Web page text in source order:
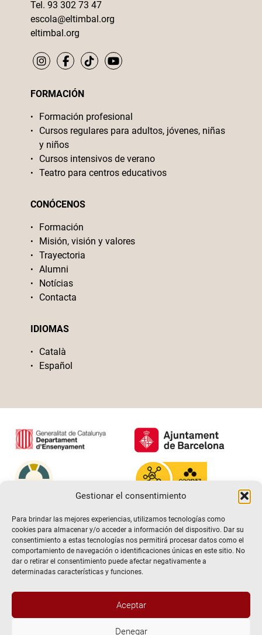
Gestionar el consentimiento
Para brindar las mejores experiencias, utilizamos tecnologías como
cookies para almacenar y/o acceder a información del dispositivo. Dar su
consentimiento a estas tecnologías nos permitirá procesar datos como el
comportamiento de navegación o identificaciones únicas en este sitio. No
dar o retirar el consentimiento puede afectar negativamente a
determinadas características y funciones.
Aceptar
Denegar
Tel. 93 302 73 47
escola@eltimbal.org
eltimbal.org
FORMACIÓN
Formación profesional
Cursos regulares para adultos, jóvenes, niñas
y niños
Cursos intensivos de verano
Teatro para centros educativos
CONÓCENOS
Formación
Misión, visión y valores
Trayectoria
Alumni
Notícias
Contacta
IDIOMAS
Català
Español